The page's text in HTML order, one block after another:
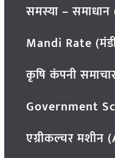
समस्या –
Mandi Rate
कृषि कंपनी
Government
एग्रीकल्चर